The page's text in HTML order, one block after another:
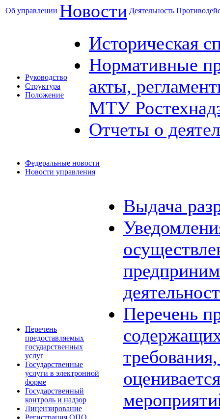
Об управлении Новости Деятельность
Руководство
Структура
Положение
Историческая
Нормативные
акты,
МТУ
Отчеты о
Федеральные новости
Новости управления
Перечень
предоставляемых
государственных
услуг
Государственные
услуги в электронной
форме
Государственный
контроль и надзор
Лицензирование
Регистрация ОПО
Выдача
Перечень